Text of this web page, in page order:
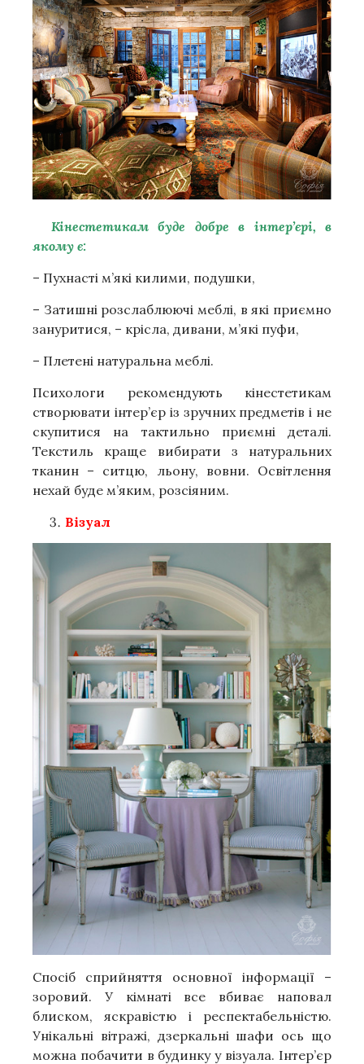
Кінестетикам буде добре в інтер’єрі, в
якому є:
– Пухнасті м’які килими, подушки,
– Затишні розслаблюючі меблі, в які приємно
зануритися, – крісла, дивани, м’які пуфи,
– Плетені натуральна меблі.
Психологи рекомендують кінестетикам
створювати інтер’єр із зручних предметів і не
скупитися на тактильно приємні деталі.
Текстиль краще вибирати з натуральних
тканин – ситцю, льону, вовни. Освітлення
нехай буде м’яким, розсіяним.
Візуал
Спосіб сприйняття основної інформації –
зоровий. У кімнаті все вбиває наповал
блиском, яскравістю і респектабельністю.
Унікальні вітражі, дзеркальні шафи ось що
можна побачити в будинку у візуала. Інтер’єр